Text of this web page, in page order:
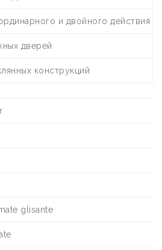
и двойного действия
дверей
конструкций
glisante